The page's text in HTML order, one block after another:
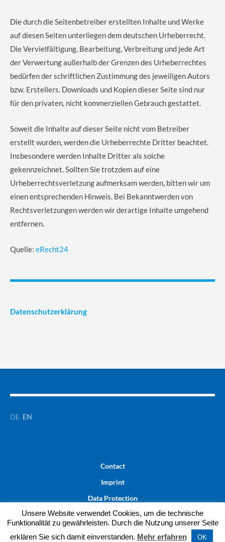
Die durch die Seitenbetreiber erstellten Inhalte und Werke
auf diesen Seiten unterliegen dem deutschen Urheberrecht.
Die Vervielfältigung, Bearbeitung, Verbreitung und jede Art
der Verwertung außerhalb der Grenzen des Urheberrechtes
bedürfen der schriftlichen Zustimmung des jeweiligen Autors
bzw. Erstellers. Downloads und Kopien dieser Seite sind nur
für den privaten, nicht kommerziellen Gebrauch gestattet.
Soweit die Inhalte auf dieser Seite nicht vom Betreiber
erstellt wurden, werden die Urheberrechte Dritter beachtet.
Insbesondere werden Inhalte Dritter als solche
gekennzeichnet. Sollten Sie trotzdem auf eine
Urheberrechtsverletzung aufmerksam werden, bitten wir um
einen entsprechenden Hinweis. Bei Bekanntwerden von
Rechtsverletzungen werden wir derartige Inhalte umgehend
entfernen.
Quelle: eRecht24
Datenschutzerklärung
DE EN
Contact
Imprint
Data Protection
© CHILD&BRAIN
Unsere Website verwendet Cookies, um die technische
Funktionalität zu gewährleisten. Durch die Nutzung unserer Seite
erklären Sie sich damit einverstanden. Mehr erfahren OK